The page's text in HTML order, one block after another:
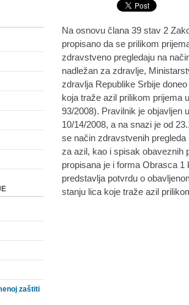
Na osnovu člana 39 stav 2
propisano da se prilikom
zdravstveno pregledaju na
nadležan za zdravlje,
zdravlja Republike Srbije
koja traže azil prilikom prijema
93/2008). Pravilnik je objavljen
10/14/2008, a na snazi je od
se način zdravstvenih
za azil, kao i spisak obaveznih
propisana je i forma Obrasca
predstavlja potvrdu o
stanju lica koje traže azil
zaštiti